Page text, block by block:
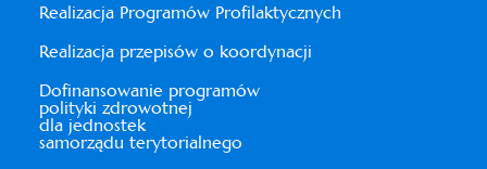
Realizacja Programów Profilaktycznych
Realizacja przepisów o koordynacji
Dofinansowanie programów
polityki zdrowotnej
dla jednostek
samorządu terytorialnego